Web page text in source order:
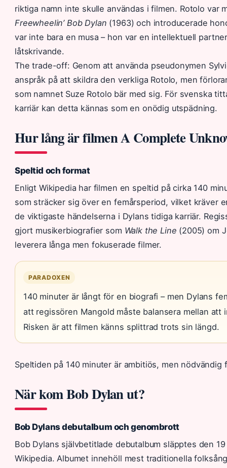
riktiga namn inte skulle användas i filmen. Rotolo var
Freewheelin’ Bob Dylan (1963) och introducerade
var inte bara en musa – hon var en intellektuell
låtskrivande.
The trade-off: Genom att använda pseudonymen
anspråk på att skildra den verkliga Rotolo, men
som namnet Suze Rotolo bär med sig. För svenska
karriär kan detta kännas som en onödig utspädning.
Hur lång är filmen A Complete
Speltid och format
Enligt Wikipedia har filmen en speltid på cirka 140
som sträcker sig över en femårsperiod, vilket kräver
de viktigaste händelserna i Dylans tidiga karriär.
gjort musikerbiografier som Walk the Line (2005) om
leverera långa men fokuserade filmer.
PARADOXEN
140 minuter är långt för en biografi – men Dylans
att regissören Mangold måste balansera mellan
Risken är att filmen känns splittrad trots sin längd.
Speltiden på 140 minuter är ambitiös, men
När kom Bob Dylan ut?
Bob Dylans debutalbum och genombrott
Bob Dylans självbetitlade debutalbum släpptes den
Wikipedia. Albumet innehöll mest traditionella